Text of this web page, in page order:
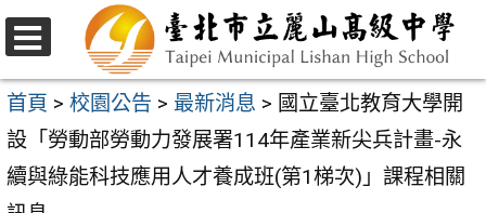
跳
至
主
要
內
容
選
單
首頁 > 校園公告 > 最新消息 > 國立臺北教育大學開
設「勞動部勞動力發展署114年產業新尖兵計畫-永
續與綠能科技應用人才養成班(第1梯次)」課程相關